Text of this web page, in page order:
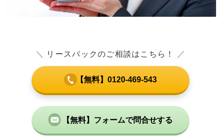
＼ リースバックのご相談はこちら！ ／
【無料】0120-469-543
【無料】フォームで問合せする